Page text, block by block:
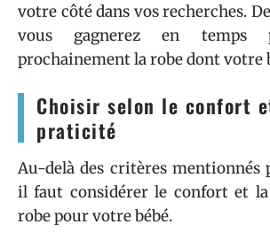
votre côté dans vos recherches.
vous gagnerez en temps
prochainement la robe dont votre
Choisir selon le confort
praticité
Au-delà des critères mentionnés
il faut considérer le confort et
robe pour votre bébé.